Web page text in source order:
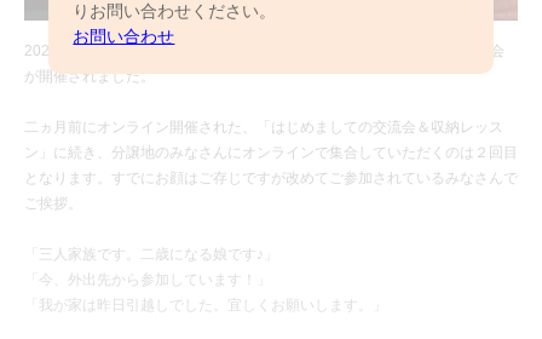
りお問い合わせください。
お問い合わせ
2021年3月13日（土）「トゥデイズカフェ北柏」にて、管理組合設立総会
が開催されました。
二ヵ月前にオンライン開催された、「はじめましての交流会＆収納レッス
ン」に続き、分譲地のみなさんにオンラインで集合していただくのは２回目
となります。すでにお顔はご存じですが改めてご参加されているみなさんで
ご挨拶。
「三人家族です。二歳になる娘です♪」
「今、外出先から参加しています！」
「我が家は昨日引越しでした。宜しくお願いします。」